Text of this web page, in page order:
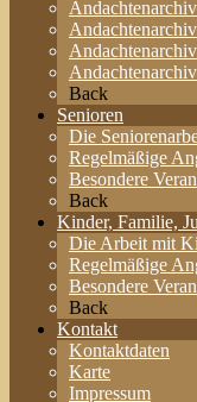
Back
Senioren
Die
Regelmäßige
Besondere
Back
Kinder, Familie,
Die Arbeit mit
Regelmäßige
Besondere
Back
Kontakt
Kontaktdaten
Karte
Impressum